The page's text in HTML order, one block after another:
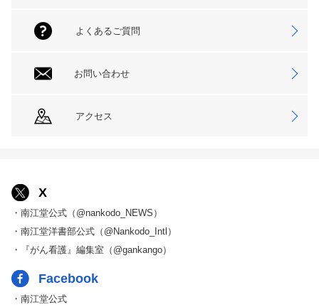
よくあるご質問
お問い合わせ
アクセス
X
・南江堂公式（@nankodo_NEWS）
・南江堂洋書部公式（@Nankodo_Intl）
・『がん看護』編集室（@gankango）
Facebook
・南江堂公式